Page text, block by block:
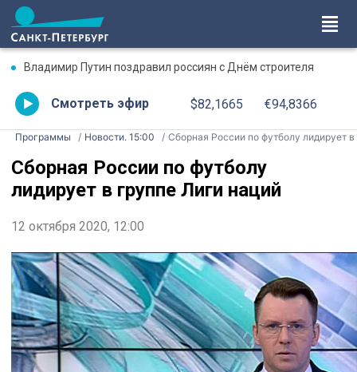
Владимир Путин поздравил россиян с Днём строителя
Смотреть эфир $82,1665 €94,8366
Программы Новости. 15:00 Сборная России по футболу лидирует в группе Лиги наций
Сборная России по футболу
лидирует в группе Лиги наций
12 октября 2020, 12:00